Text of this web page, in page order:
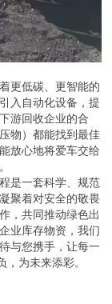
更低碳、更智能的
入自动化设备，提
游回收企业的合
物）都能找到最佳
放心地将爱车交给
是一套科学、规范
聚着对安全的敬畏
，共同推动绿色出
业库存物资，我们
与您携手，让每一
为未来添彩。